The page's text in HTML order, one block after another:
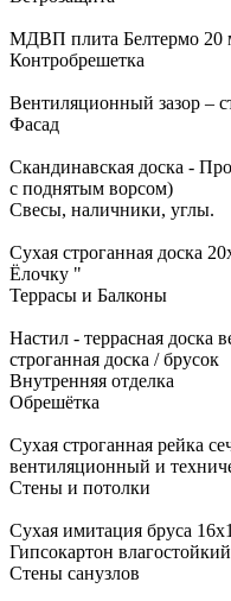
МДВП плита Белтермо 20
Контробрешетка
Вентиляционный зазор –
Фасад
Скандинавская доска -
с поднятым ворсом)
Свесы, наличники, углы.
Сухая строганная доска
Ëлочку "
Террасы и Балконы
Настил - террасная доска
строганная доска / брусок
Внутренняя отделка
Обрешётка
Сухая строганная рейка
вентиляционный и
Стены и потолки
Сухая имитация бруса
Гипсокартон
Стены санузлов